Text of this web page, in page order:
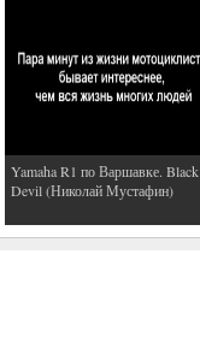
Yamaha R1 по Варшавке. Black
Devil (Николай Мустафин)